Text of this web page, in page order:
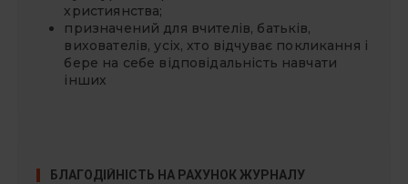
християнства;
призначений для вчителів, батьків,
вихователів, усіх, хто відчуває покликання і
бере на себе відповідальність навчати
інших
БЛАГОДІЙНІСТЬ НА РАХУНОК ЖУРНАЛУ